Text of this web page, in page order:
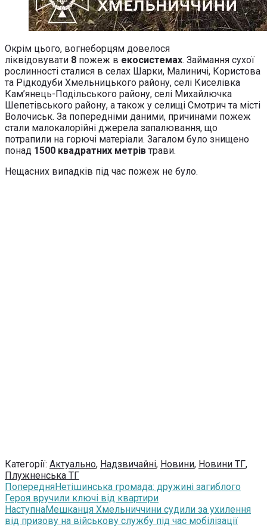
Окрім цього, вогнеборцям довелося
ліквідовувати 8 пожеж в екосистемах. Займання сухої
рослинності сталися в селах Шарки, Малиничі, Користова
та Рідкодуби Хмельницького району, селі Киселівка
Кам’янець-Подільського району, селі Михайлючка
Шепетівського району, а також у селищі Смотрич та місті
Волочиськ. За попередніми даними, причинами пожеж
стали малокалорійні джерела запалювання, що
потрапили на горючі матеріали. Загалом було знищено
понад 1500 квадратних метрів трави.
Нещасних випадків під час пожеж не було.
Категорії: Актуально, Надзвичайні, Новини, Новини ТГ,
Плужненська ТГ
ПопередняНетішинська громада: дружині загиблого
Героя вручили ключі від квартири
НаступнаМешканця Хмельниччини судили за ухилення
від призову на військову службу під час мобілізації